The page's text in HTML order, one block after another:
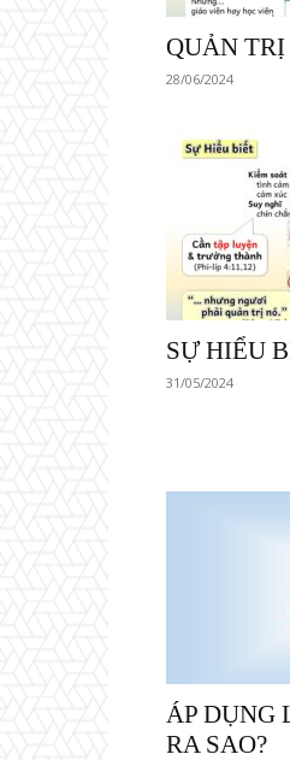
QUẢN
28/06/2024
SỰ HIỂU
31/05/2024
ÁP DỤNG
RA SAO?